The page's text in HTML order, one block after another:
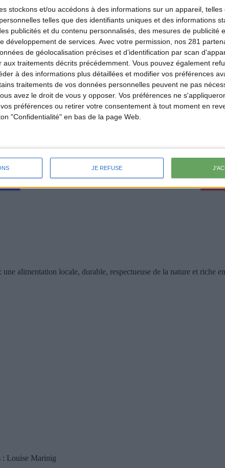
stockons et/ou accédons à des informations sur un appareil, telles
telles que des identifiants uniques et des informations
publicités et du contenu personnalisés, des mesures de publicité
développement de services. Avec votre permission, nos 281
de géolocalisation précises et d’identification par scan
aux traitements décrits précédemment. Vous pouvez également
à des informations plus détaillées et modifier vos préférences
traitements de vos données personnelles peuvent ne pas
avez le droit de vous y opposer. Vos préférences ne
préférences ou retirer votre consentement à tout moment en
"Confidentialité" en bas de la page Web.
JE REFUSE
alimentation locale, durable, respectueuse de la nature et riche
: Louise Marinig